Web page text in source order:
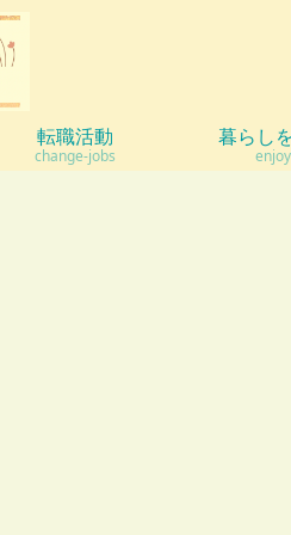
転職活動
change-jobs
暮らし